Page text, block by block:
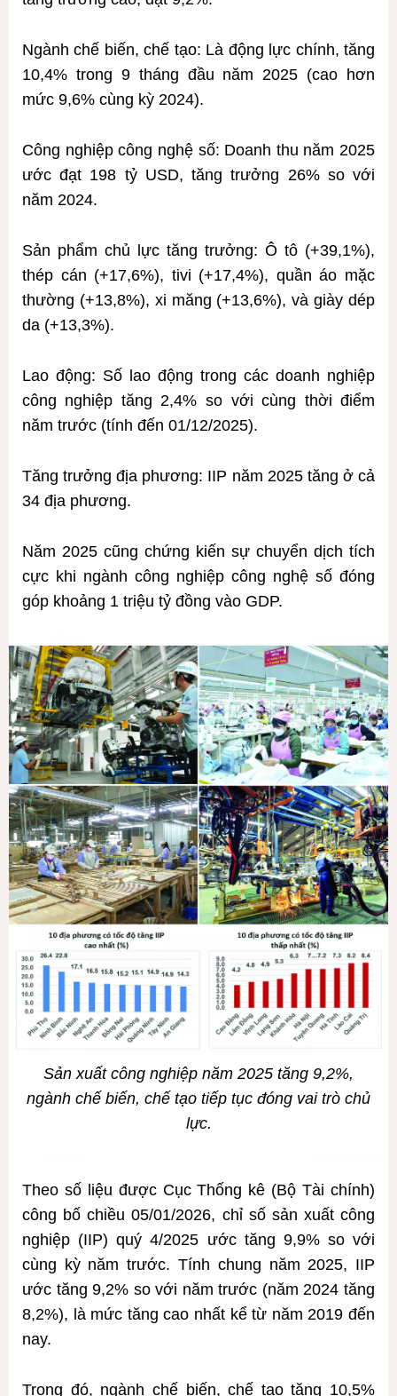
Ngành chế biến, chế tạo: Là động lực chính, tăng
10,4% trong 9 tháng đầu năm 2025 (cao hơn
mức 9,6% cùng kỳ 2024).
Công nghiệp công nghệ số: Doanh thu năm 2025
ước đạt 198 tỷ USD, tăng trưởng 26% so với
năm 2024.
Sản phẩm chủ lực tăng trưởng: Ô tô (+39,1%),
thép cán (+17,6%), tivi (+17,4%), quần áo mặc
thường (+13,8%), xi măng (+13,6%), và giày dép
da (+13,3%).
Lao động: Số lao động trong các doanh nghiệp
công nghiệp tăng 2,4% so với cùng thời điểm
năm trước (tính đến 01/12/2025).
Tăng trưởng địa phương: IIP năm 2025 tăng ở cả
34 địa phương.
Năm 2025 cũng chứng kiến sự chuyển dịch tích
cực khi ngành công nghiệp công nghệ số đóng
góp khoảng 1 triệu tỷ đồng vào GDP.
Sản xuất công nghiệp năm 2025 tăng 9,2%,
ngành chế biến, chế tạo tiếp tục đóng vai trò chủ
lực.
Theo số liệu được Cục Thống kê (Bộ Tài chính)
công bố chiều 05/01/2026, chỉ số sản xuất công
nghiệp (IIP) quý 4/2025 ước tăng 9,9% so với
cùng kỳ năm trước. Tính chung năm 2025, IIP
ước tăng 9,2% so với năm trước (năm 2024 tăng
8,2%), là mức tăng cao nhất kể từ năm 2019 đến
nay.
Trong đó, ngành chế biến, chế tạo tăng 10,5%